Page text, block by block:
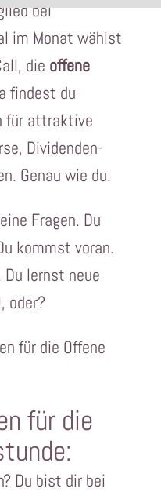
bei
im Monat wählst
die offene
findest du
für attraktive
Dividenden-
Genau wie du.
Fragen. Du
kommst voran.
lernst neue
oder?
für die Offene
für die
Du bist dir bei